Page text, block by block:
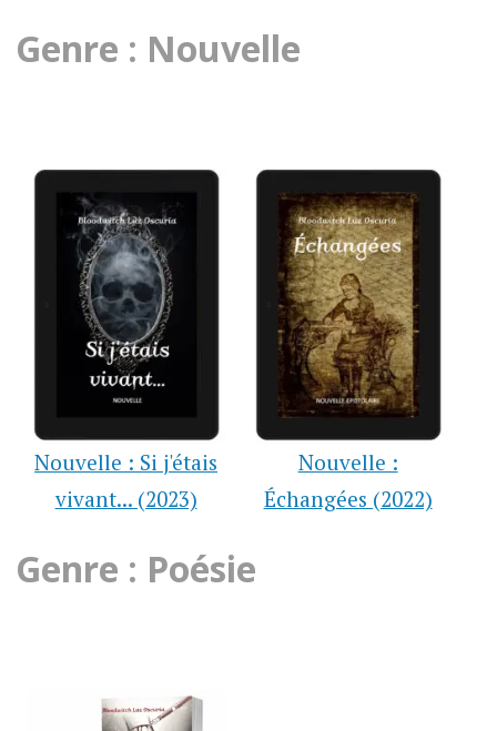
Genre : Nouvelle
Nouvelle : Si j'étais
vivant... (2023)
Nouvelle :
Échangées (2022)
Genre : Poésie